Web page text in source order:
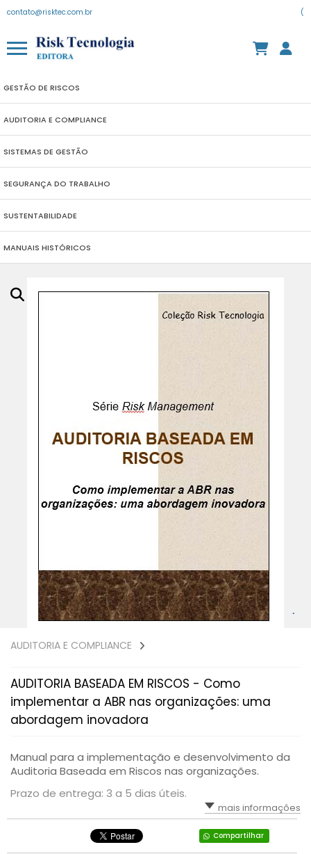
contato@risktec.com.br (
GESTÃO DE RISCOS
AUDITORIA E COMPLIANCE
SISTEMAS DE GESTÃO
SEGURANÇA DO TRABALHO
SUSTENTABILIDADE
MANUAIS HISTÓRICOS
AUDITORIA E COMPLIANCE
AUDITORIA BASEADA EM RISCOS - Como
implementar a ABR nas organizações: uma
abordagem inovadora
Manual para a implementação e desenvolvimento da
Auditoria Baseada em Riscos nas organizações.
Prazo de entrega: 3 a 5 dias úteis.
mais informações
Compartilhar